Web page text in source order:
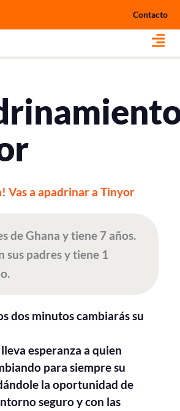
Contacto
Vas a apadrinar a Tinyor
de Ghana y tiene 7 años.
sus padres y tiene 1
dos minutos cambiarás su
esperanza a quien
para siempre su
la oportunidad de
seguro y con las